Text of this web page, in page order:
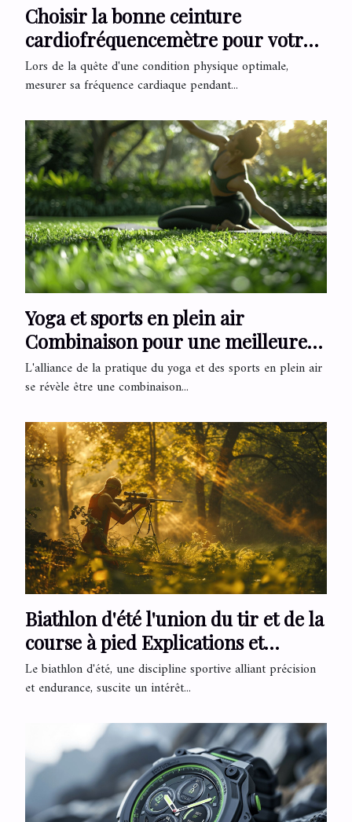
Choisir la bonne ceinture
cardiofréquencemètre pour votre
entraînement
Lors de la quête d'une condition physique optimale,
mesurer sa fréquence cardiaque pendant...
Yoga et sports en plein air
Combinaison pour une meilleure
flexibilité et récupération
L'alliance de la pratique du yoga et des sports en plein air
se révèle être une combinaison...
Biathlon d'été l'union du tir et de la
course à pied Explications et
conseils pour débuter
Le biathlon d'été, une discipline sportive alliant précision
et endurance, suscite un intérêt...